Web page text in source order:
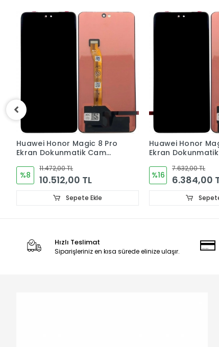
Huawei Honor Magic 7 Pro
Ekran Dokunmatik Cam
%16
7.632,00 TL
6.384,00 TL
Sepete Ekle
Huawei Mate 50
Ekran
%17
9.552,00 TL
7.968,00
Hızlı Teslimat
Siparişleriniz en kısa sürede elinize ulaşır.